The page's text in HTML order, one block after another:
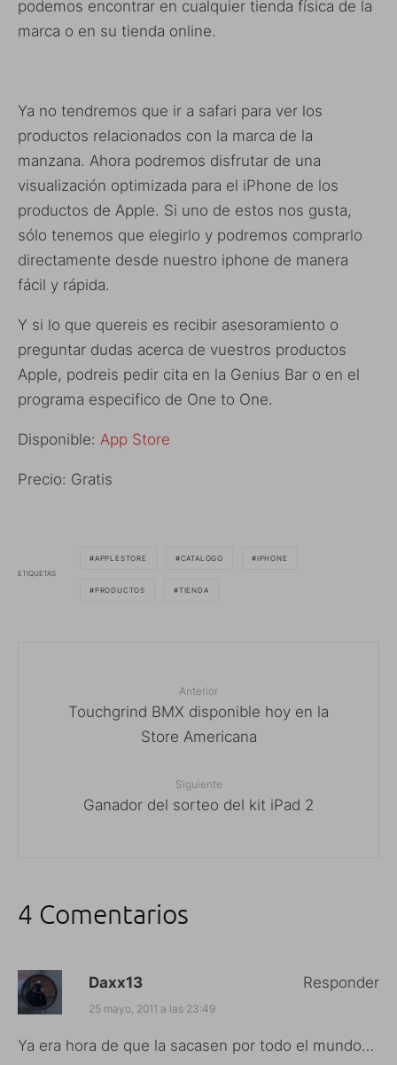
podemos encontrar en cualquier tienda física de la
marca o en su tienda online.
Ya no tendremos que ir a safari para ver los
productos relacionados con la marca de la
manzana. Ahora podremos disfrutar de una
visualización optimizada para el iPhone de los
productos de Apple. Si uno de estos nos gusta,
sólo tenemos que elegirlo y podremos comprarlo
directamente desde nuestro iphone de manera
fácil y rápida.
Y si lo que quereis es recibir asesoramiento o
preguntar dudas acerca de vuestros productos
Apple, podreis pedir cita en la Genius Bar o en el
programa especifico de One to One.
Disponible: App Store
Precio: Gratis
ETIQUETAS
APPLESTORE CATALOGO IPHONE
PRODUCTOS TIENDA
Anterior
Touchgrind BMX disponible hoy en la
Store Americana
Siguiente
Ganador del sorteo del kit iPad 2
4 Comentarios
Daxx13
25 mayo, 2011 a las 23:49
Ya era hora de que la sacasen por todo el mundo…
Responder